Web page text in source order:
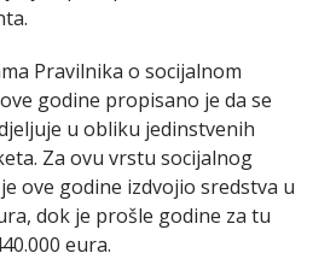
Pravilnika o socijalnom
godine propisano je da se
u obliku jedinstvenih
Za ovu vrstu socijalnog
ove godine izdvojio sredstva u
dok je prošle godine za tu
eura.